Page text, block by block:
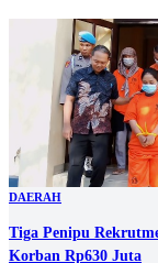
DAERAH
Tiga Penipu
Korban Rp630 Juta